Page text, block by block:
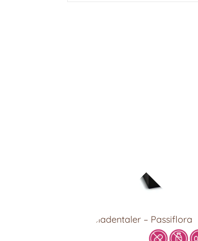
Schokoladentaler – Passiflora